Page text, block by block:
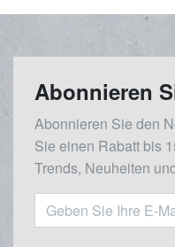
Abonnieren
Abonnieren Sie den
Sie einen Rabatt bis
Trends, Neuheiten